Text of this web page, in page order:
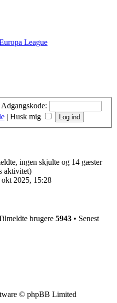
League
Adgangskode:
| Husk mig
ingen skjulte og 14 gæster
aktivitet)
okt 2025, 15:28
brugere 5943 • Senest
© phpBB Limited